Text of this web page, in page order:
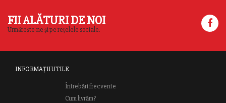
FII ALĂTURI DE NOI
Urmărește-ne și pe rețelele sociale.
INFORMAȚII UTILE
Întrebări frecvente
Cum livrăm?